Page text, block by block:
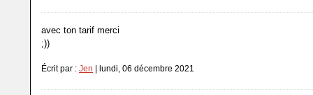
avec ton tarif merci
;))
Écrit par : Jen | lundi, 06 décembre 2021